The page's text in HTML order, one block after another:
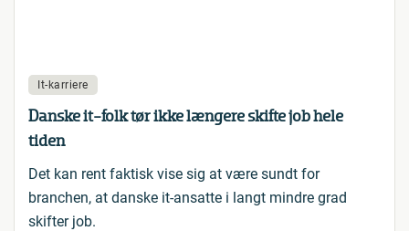
It-karriere
Danske it-folk tør ikke længere skifte job hele
tiden
Det kan rent faktisk vise sig at være sundt for
branchen, at danske it-ansatte i langt mindre grad
skifter job.